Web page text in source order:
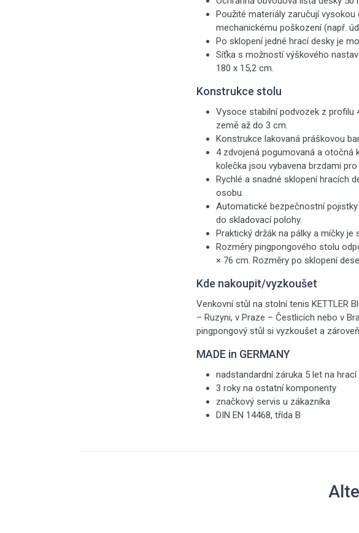
Použité materiály zaručují
mechanickému poškození (např.
Po sklopení jedné hrací desky je
Síťka s možností výškového
180 x 15,2 cm.
Konstrukce stolu
Vysoce stabilní podvozek z profilu
země až do 3 cm.
Konstrukce lakovaná práškovou
4 zdvojená pogumovaná a otočná
kolečka jsou vybavena brzdami
Rychlé a snadné sklopení hracích
osobu.
Automatické bezpečnostní
do skladovací polohy.
Praktický držák na pálky a míčky je
Rozměry pingpongového stolu
× 76 cm. Rozměry po sklopení
Kde nakoupit/vyzkoušet
Venkovní stůl na stolní tenis KETTLER
– Ruzyni, v Praze – Čestlicích nebo v
pingpongový stůl si vyzkoušet a
MADE in GERMANY
nadstandardní záruka 5 let na hrací
3 roky na ostatní komponenty
značkový servis u zákazníka
DIN EN 14468, třída B